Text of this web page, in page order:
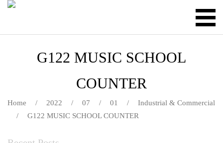
G122 MUSIC SCHOOL
COUNTER
Home / 2022 / 07 / 01 /
Industrial & Commercial
/
G122 MUSIC SCHOOL COUNTER